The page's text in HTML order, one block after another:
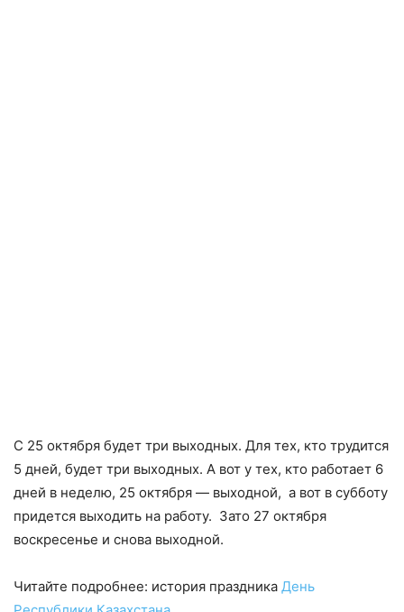
С 25 октября будет три выходных. Для тех, кто трудится
5 дней, будет три выходных. А вот у тех, кто работает 6
дней в неделю, 25 октября — выходной, а вот в субботу
придется выходить на работу. Зато 27 октября
воскресенье и снова выходной.
Читайте подробнее: история праздника День